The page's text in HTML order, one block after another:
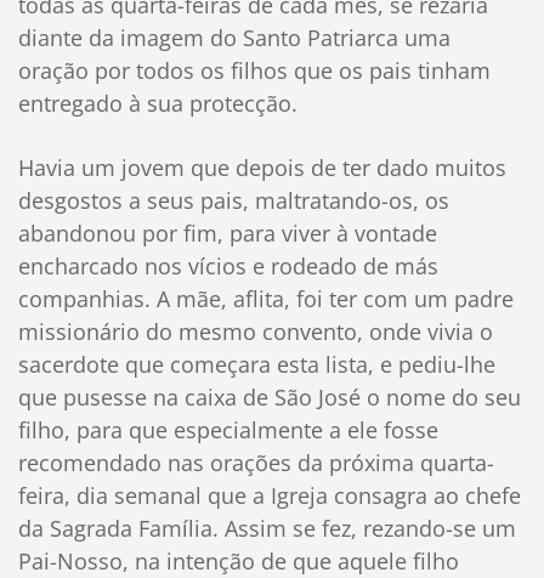
diante da imagem do Santo Patriarca uma
oração por todos os filhos que os pais tinham
entregado à sua protecção.
Havia um jovem que depois de ter dado muitos
desgostos a seus pais, maltratando-os, os
abandonou por fim, para viver à vontade
encharcado nos vícios e rodeado de más
companhias. A mãe, aflita, foi ter com um padre
missionário do mesmo convento, onde vivia o
sacerdote que começara esta lista, e pediu-lhe
que pusesse na caixa de São José o nome do seu
filho, para que especialmente a ele fosse
recomendado nas orações da próxima quarta-
feira, dia semanal que a Igreja consagra ao chefe
da Sagrada Família. Assim se fez, rezando-se um
Pai-Nosso, na intenção de que aquele filho